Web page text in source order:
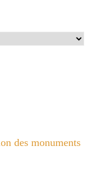
des monuments